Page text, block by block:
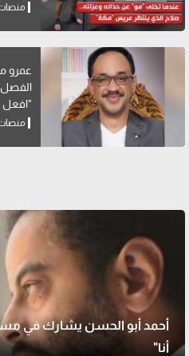
عمرو
الفصل
"افعل
أحمد أبو الحسن يشارك في
أنا"